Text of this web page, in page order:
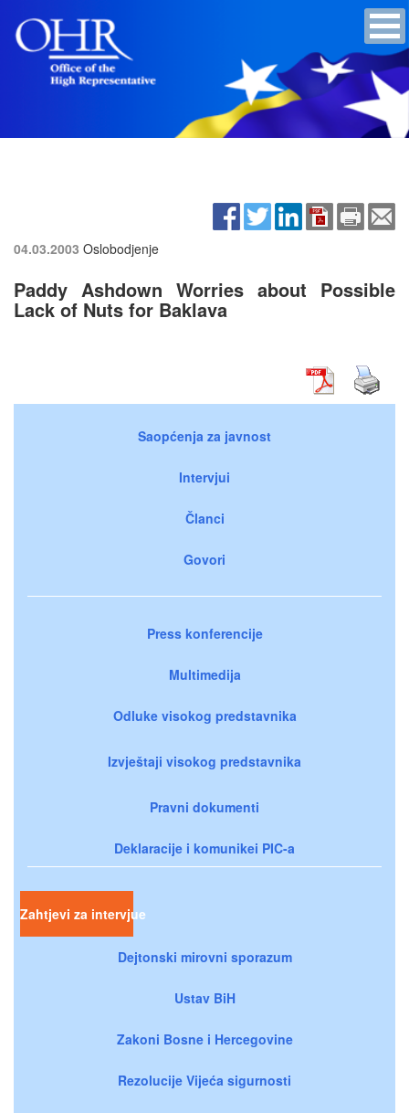
04.03.2003 Oslobodjenje
Paddy Ashdown Worries about Possible
Lack of Nuts for Baklava
Saopćenja za javnost
Intervjui
Članci
Govori
Press konferencije
Multimedija
Odluke visokog predstavnika
Izvještaji visokog predstavnika
Pravni dokumenti
Deklaracije i komunikei PIC-a
Zahtjevi za intervjue
Dejtonski mirovni sporazum
Ustav BiH
Zakoni Bosne i Hercegovine
Rezolucije Vijeća sigurnosti